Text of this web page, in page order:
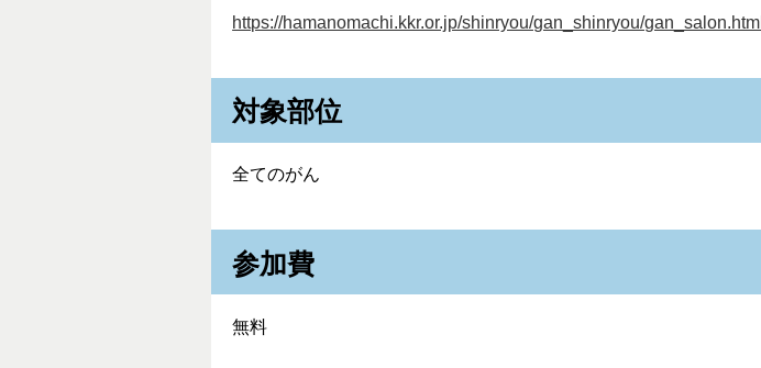
https://hamanomachi.kkr.or.jp/shinryou/gan_shinryou/gan_salon.html
対象部位
全てのがん
参加費
無料